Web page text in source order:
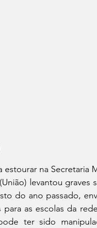
na Secretaria
levantou graves
do ano passado,
as escolas da
ter sido